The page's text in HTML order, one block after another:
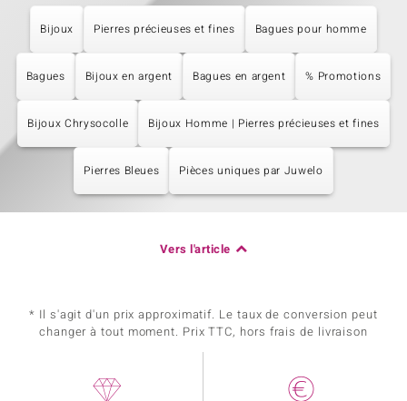
Bijoux Pierres précieuses et fines Bagues pour homme
Bagues Bijoux en argent Bagues en argent % Promotions
Bijoux Chrysocolle Bijoux Homme | Pierres précieuses et fines
Pierres Bleues Pièces uniques par Juwelo
Vers l'article
* Il s'agit d'un prix approximatif. Le taux de conversion peut
changer à tout moment. Prix TTC, hors frais de livraison